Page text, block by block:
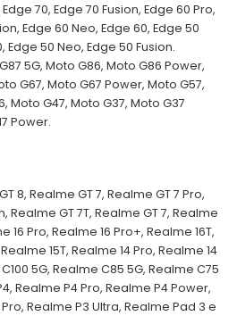
70, Edge 70 Fusion, Edge 60 Pro,
Edge 60 Neo, Edge 60, Edge 50
Edge 50 Neo, Edge 50 Fusion.
5G, Moto G86, Moto G86 Power,
G67, Moto G67 Power, Moto G57,
Moto G47, Moto G37, Moto G37
Power.
8, Realme GT 7, Realme GT 7 Pro,
Realme GT 7T, Realme GT 7, Realme
16 Pro, Realme 16 Pro+, Realme 16T,
15T, Realme 14 Pro, Realme 14
5G, Realme C85 5G, Realme C75
Realme P4 Pro, Realme P4 Power,
Realme P3 Ultra, Realme Pad 3 e